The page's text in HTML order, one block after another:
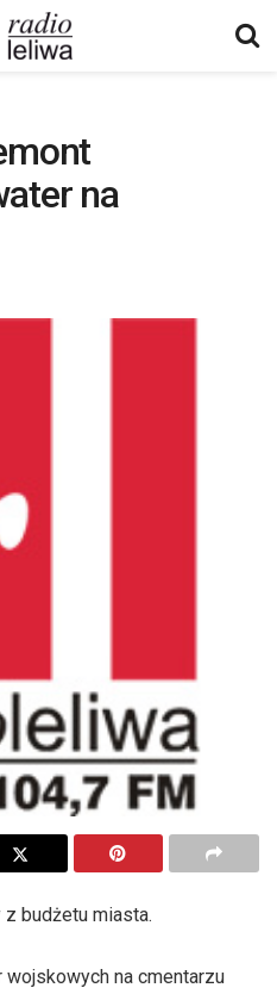
na
z budżetu miasta.
wojskowych na cmentarzu